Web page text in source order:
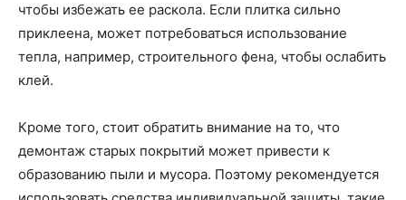
чтобы избежать ее раскола. Если плитка сильно
приклеена, может потребоваться использование
тепла, например, строительного фена, чтобы ослабить
клей.
Кроме того, стоит обратить внимание на то, что
демонтаж старых покрытий может привести к
образованию пыли и мусора. Поэтому рекомендуется